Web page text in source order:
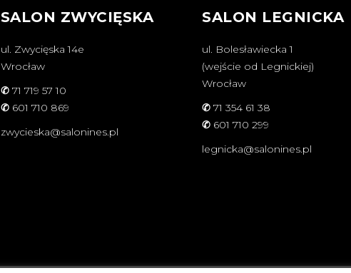
SALON ZWYCIĘSKA
ul. Zwycięska 14e
Wrocław
✆ 71 719 57 10
✆ 601 710 869
zwycieska@salonines.pl
SALON LEGNICKA
ul. Bolesławiecka 1
(wejście od Legnickiej)
Wrocław
✆ 71 354 61 38
✆ 601 710 299
legnicka@salonines.pl